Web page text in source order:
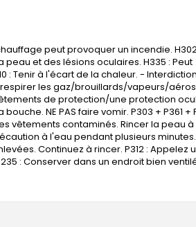
peut provoquer un incendie.
et des lésions oculaires. H335 : Peut
: Tenir à l'écart de la chaleur. -
les gaz/brouillards/vapeurs/
de protection/une protection
NE PAS faire vomir. P303 + P361 +
les vêtements contaminés. Rincer la peau
à l'eau pendant plusieurs
Continuez à rincer. P312 : Appelez un
: Conserver dans un endroit bien